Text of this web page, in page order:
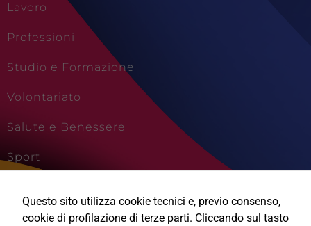
Lavoro
Professioni
Studio e Formazione
Volontariato
Salute e Benessere
Sport
Viaggi e Vacanze
Questo sito utilizza cookie tecnici e, previo consenso,
cookie di profilazione di terze parti. Cliccando sul tasto